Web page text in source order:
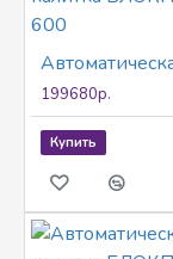
199680р.
Купить